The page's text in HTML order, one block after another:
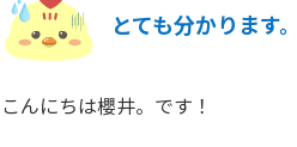
とても分かります。
こんにちは櫻井。です！